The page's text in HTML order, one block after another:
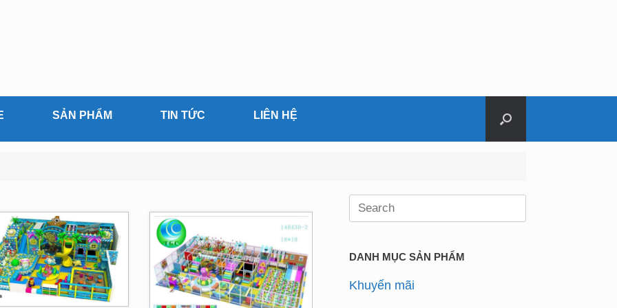
SẢN PHẨM TIN TỨC LIÊN HỆ
Search
DANH MỤC SẢN PHẨM
Khuyến mãi